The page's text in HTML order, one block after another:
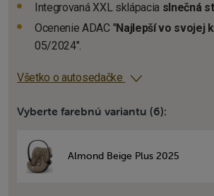
Integrovaná XXL sklápacia slnečná
Ocenenie ADAC "Najlepší vo svojej
05/2024".
Všetko o autosedačke
Vyberte farebnú variantu (6):
Almond Beige Plus 2025